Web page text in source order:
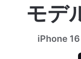
モデ
iPhone